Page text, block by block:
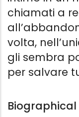
chiamati a
volta,
gli sembra
per salvare
Biographical